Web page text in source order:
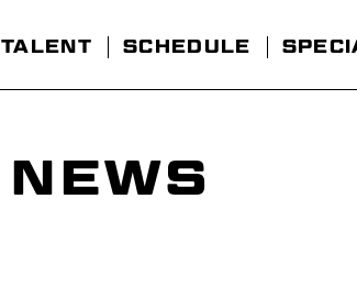
TALENT SCHEDULE
NEWS